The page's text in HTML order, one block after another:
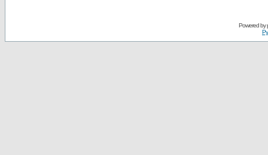
Powered by